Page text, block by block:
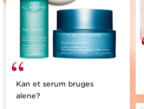
Kan et serum bruges
alene?